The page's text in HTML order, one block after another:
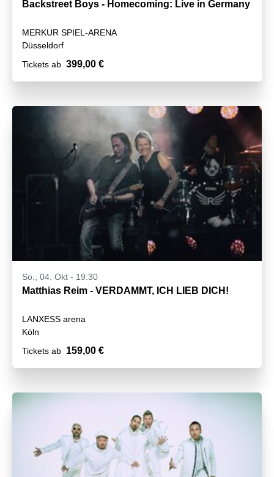
Backstreet Boys - Homecoming: Live in Germany
MERKUR SPIEL-ARENA
Düsseldorf
Tickets ab 399,00 €
So., 04. Okt - 19:30
Matthias Reim - VERDAMMT, ICH LIEB DICH!
LANXESS arena
Köln
Tickets ab 159,00 €